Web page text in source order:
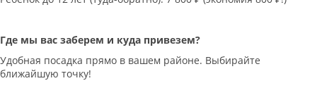
Где мы вас заберем и куда привезем?
Удобная посадка прямо в вашем районе. Выбирайте
ближайшую точку!